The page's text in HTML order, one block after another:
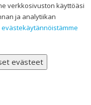
verkkosivuston käyttöäsi
ja analytiikan
evästekäytännöistämme
evästeet